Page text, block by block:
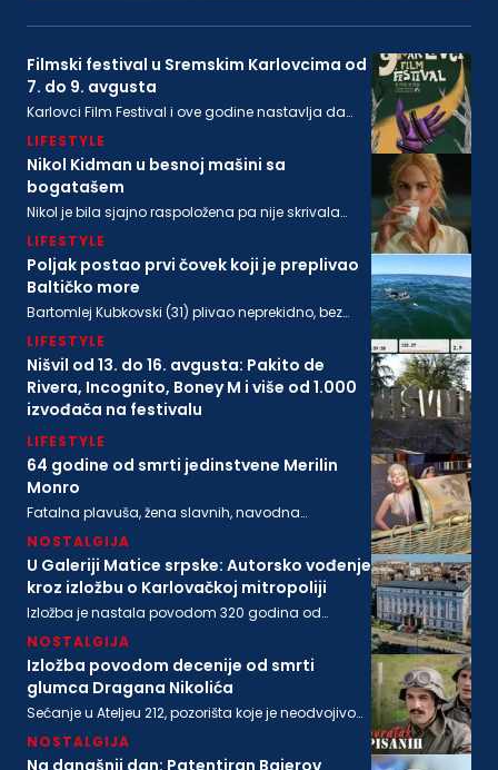
Filmski festival u Sremskim Karlovcima od
7. do 9. avgusta
Karlovci Film Festival i ove godine nastavlja da
savremenog autorskog izraza
LIFESTYLE
Nikol Kidman u besnoj mašini sa
bogatašem
Nikol je bila sjajno raspoložena pa nije skrivala
biznismenaMajkla Rajstina (55) koji se sve češće
viđa u društvu oskarovke
LIFESTYLE
Poljak postao prvi čovek koji je preplivao
Baltičko more
Bartomlej Kubkovski (31) plivao neprekidno, bez
Poljske
LIFESTYLE
Nišvil od 13. do 16. avgusta: Pakito de
Rivera, Incognito, Boney M i više od 1.000
izvođača na festivalu
LIFESTYLE
64 godine od smrti jedinstvene Merilin
Monro
Fatalna plavuša, žena slavnih, navodna
stanu na današnji dan 1962. godine
NOSTALGIJA
U Galeriji Matice srpske: Autorsko vođenje
kroz izložbu o Karlovačkoj mitropoliji
Izložba je nastala povodom 320 godina od
Matice srpske
NOSTALGIJA
Izložba povodom decenije od smrti
glumca Dragana Nikolića
Sećanje u Ateljeu 212, pozorišta koje je neodvojivo
NOSTALGIJA